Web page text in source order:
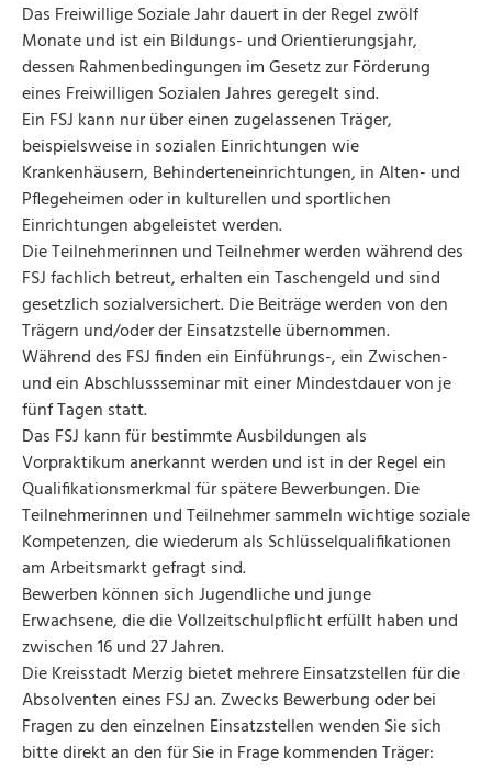
Das Freiwillige Soziale Jahr dauert in der Regel zwölf
Monate und ist ein Bildungs- und Orientierungsjahr,
dessen Rahmenbedingungen im Gesetz zur Förderung
eines Freiwilligen Sozialen Jahres geregelt sind.
Ein FSJ kann nur über einen zugelassenen Träger,
beispielsweise in sozialen Einrichtungen wie
Krankenhäusern, Behinderteneinrichtungen, in Alten- und
Pflegeheimen oder in kulturellen und sportlichen
Einrichtungen abgeleistet werden.
Die Teilnehmerinnen und Teilnehmer werden während des
FSJ fachlich betreut, erhalten ein Taschengeld und sind
gesetzlich sozialversichert. Die Beiträge werden von den
Trägern und/oder der Einsatzstelle übernommen.
Während des FSJ finden ein Einführungs-, ein Zwischen-
und ein Abschlussseminar mit einer Mindestdauer von je
fünf Tagen statt.
Das FSJ kann für bestimmte Ausbildungen als
Vorpraktikum anerkannt werden und ist in der Regel ein
Qualifikationsmerkmal für spätere Bewerbungen. Die
Teilnehmerinnen und Teilnehmer sammeln wichtige soziale
Kompetenzen, die wiederum als Schlüsselqualifikationen
am Arbeitsmarkt gefragt sind.
Bewerben können sich Jugendliche und junge
Erwachsene, die die Vollzeitschulpflicht erfüllt haben und
zwischen 16 und 27 Jahren.
Die Kreisstadt Merzig bietet mehrere Einsatzstellen für die
Absolventen eines FSJ an. Zwecks Bewerbung oder bei
Fragen zu den einzelnen Einsatzstellen wenden Sie sich
bitte direkt an den für Sie in Frage kommenden Träger: